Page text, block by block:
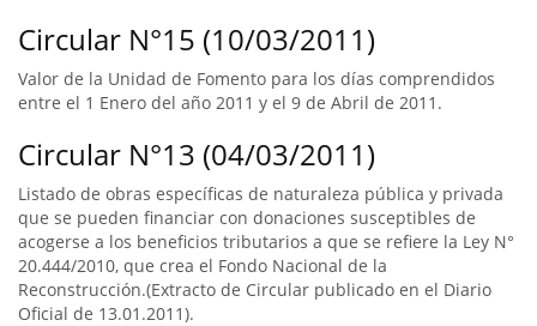
Circular N°15 (10/03/2011)
Valor de la Unidad de Fomento para los días comprendidos
entre el 1 Enero del año 2011 y el 9 de Abril de 2011.
Circular N°13 (04/03/2011)
Listado de obras específicas de naturaleza pública y privada
que se pueden financiar con donaciones susceptibles de
acogerse a los beneficios tributarios a que se refiere la Ley N°
20.444/2010, que crea el Fondo Nacional de la
Reconstrucción.(Extracto de Circular publicado en el Diario
Oficial de 13.01.2011).